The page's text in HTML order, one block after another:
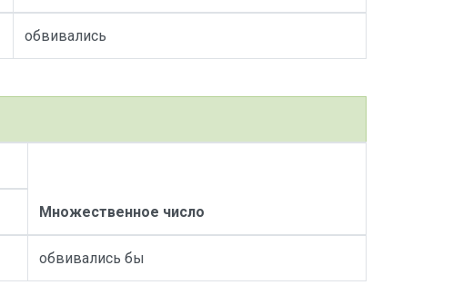
обвивались
Множественное число
обвивались бы